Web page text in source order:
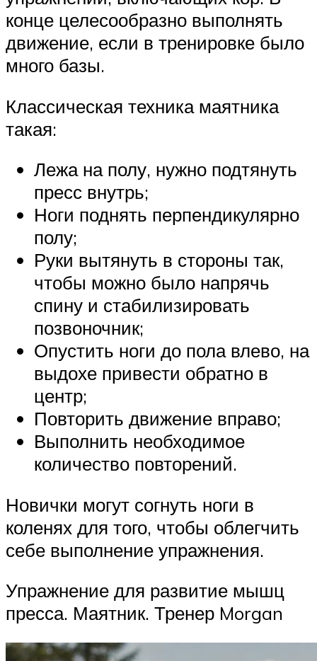
конце целесообразно выполнять
движение, если в тренировке было
много базы.
Классическая техника маятника
такая:
Лежа на полу, нужно подтянуть
пресс внутрь;
Ноги поднять перпендикулярно
полу;
Руки вытянуть в стороны так,
чтобы можно было напрячь
спину и стабилизировать
позвоночник;
Опустить ноги до пола влево, на
выдохе привести обратно в
центр;
Повторить движение вправо;
Выполнить необходимое
количество повторений.
Новички могут согнуть ноги в
коленях для того, чтобы облегчить
себе выполнение упражнения.
Упражнение для развитие мышц
пресса. Маятник. Тренер Morgan